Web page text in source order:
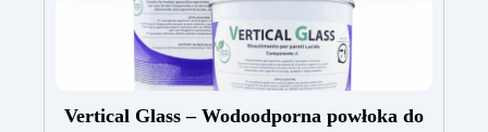
Vertical Glass – Wodoodporna powłoka do